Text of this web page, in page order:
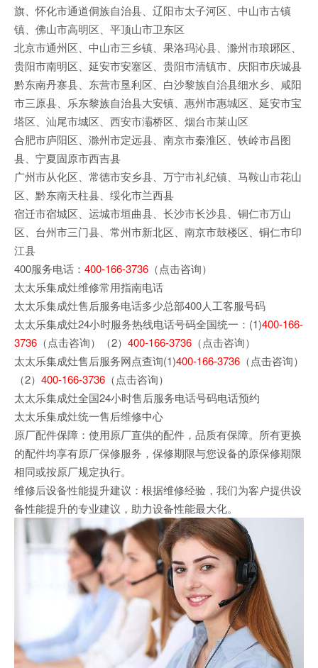
旗、怀化市通道侗族自治县、辽阳市太子河区、中山市古镇
镇、佛山市高明区、平顶山市卫东区
北京市通州区、中山市三乡镇、果洛玛沁县、滁州市琅琊区、
贵阳市南明区、延安市安塞区、贵阳市清镇市、庆阳市庆城县
黔东南丹寨县、东营市垦利区、白沙黎族自治县细水乡、咸阳
市三原县、乐东黎族自治县大安镇、惠州市惠城区、延安市宝
塔区、汕尾市城区、西安市灞桥区、烟台市莱山区
合肥市庐阳区、滁州市定远县、南京市秦淮区、铁岭市昌图
县、宁夏固原市西吉县
广州市从化区、常德市安乡县、万宁市礼纪镇、马鞍山市花山
区、黔东南天柱县、绥化市兰西县
宿迁市宿城区、运城市垣曲县、长沙市长沙县、铜仁市万山
区、台州市三门县、常州市新北区、南京市鼓楼区、铜仁市印
江县
400服务电话： 400-166-3736 （点击咨询）
太太乐集成灶维修常用指南电话
太太乐集成灶售后服务电话多少总部400人工客服号码
太太乐集成灶24小时服务热线电话号码全国统一：(1)400-166-
3736 （点击咨询）（2） 400-166-3736 （点击咨询）
太太乐集成灶售后服务网点查询(1)400-166-3736 （点击咨询）
（2） 400-166-3736 （点击咨询）
太太乐集成灶全国24小时售后服务电话号码电话预约
太太乐集成灶统一售后维修中心
原厂配件保障：使用原厂直供的配件，品质有保障。所有更换
的配件均享有原厂保修服务，保修期限与您设备的原保修期限
相同或按原厂规定执行。
维修后设备性能提升建议：根据维修经验，我们为客户提供设
备性能提升的专业建议，助力设备性能最大化。